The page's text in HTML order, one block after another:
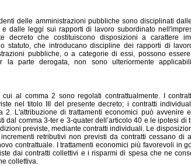
delle amministrazioni pubbliche sono disciplinati
dalle leggi sui rapporti di lavoro subordinato
decreto che costituiscono disposizioni a carattere
statuto, che introducano discipline dei rapporti di
pubbliche, o a categorie di essi, possono
la parte derogata, non sono ulteriormente
al comma 2 sono regolati contrattualmente. I
nel titolo III del presente decreto; i contratti
L'attribuzione di trattamenti economici può avvenire
dal comma 3-ter e 3-quater dell’articolo 40 e le ipotesi di
previste, mediante contratti individuali. Le
retributivi non previsti da contratti cessano di
contrattuale. I trattamenti economici più favorevoli in
dai contratti collettivi e i risparmi di spesa che ne
collettiva.